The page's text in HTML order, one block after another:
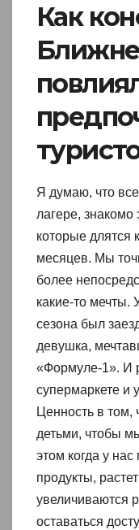
Как
Я думаю, что
лагере,
которые длятся
месяцев. Мы
более
какие-то мечты.
сезона был
девушка,
«Формуле-1». И
супермаркете и
Ценность в том,
детьми, чтобы
этом когда у
продукты,
увеличиваются
оставаться